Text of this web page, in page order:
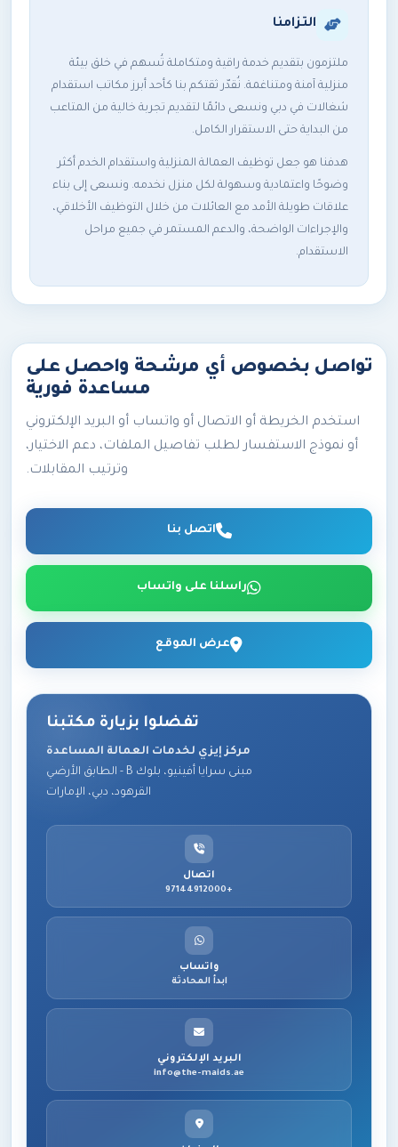
التزامنا
ملتزمون بتقديم خدمة راقية ومتكاملة تُسهم في خلق بيئة
منزلية آمنة ومتناغمة. نُقدّر ثقتكم بنا كأحد أبرز مكاتب استقدام
شغالات في دبي ونسعى دائمًا لتقديم تجربة خالية من المتاعب
من البداية حتى الاستقرار الكامل.
هدفنا هو جعل توظيف العمالة المنزلية واستقدام الخدم أكثر
وضوحًا واعتمادية وسهولة لكل منزل نخدمه. ونسعى إلى بناء
علاقات طويلة الأمد مع العائلات من خلال التوظيف الأخلاقي،
والإجراءات الواضحة، والدعم المستمر في جميع مراحل
الاستقدام.
تواصل بخصوص أي مرشحة واحصل على
مساعدة فورية
استخدم الخريطة أو الاتصال أو واتساب أو البريد الإلكتروني
أو نموذج الاستفسار لطلب تفاصيل الملفات، دعم الاختيار،
وترتيب المقابلات.
اتصل بنا
راسلنا على واتساب
عرض الموقع
تفضلوا بزيارة مكتبنا
مركز إيزي لخدمات العمالة المساعدة
مبنى سرايا أفينيو، بلوك B - الطابق الأرضي
القرهود، دبي، الإمارات
اتصال
+97144912000
واتساب
ابدأ المحادثة
البريد الإلكتروني
info@the-maids.ae